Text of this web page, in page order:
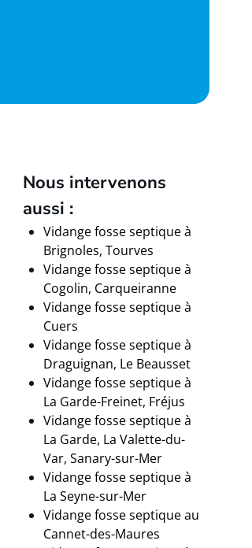
Nous intervenons
aussi :
Vidange fosse septique à
Brignoles, Tourves
Vidange fosse septique à
Cogolin, Carqueiranne
Vidange fosse septique à
Cuers
Vidange fosse septique à
Draguignan, Le Beausset
Vidange fosse septique à
La Garde-Freinet, Fréjus
Vidange fosse septique à
La Garde, La Valette-du-
Var, Sanary-sur-Mer
Vidange fosse septique à
La Seyne-sur-Mer
Vidange fosse septique au
Cannet-des-Maures